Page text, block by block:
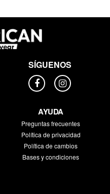
SÍGUENOS
AYUDA
Preguntas frecuentes
Política de privacidad
Política de cambios
Bases y condiciones